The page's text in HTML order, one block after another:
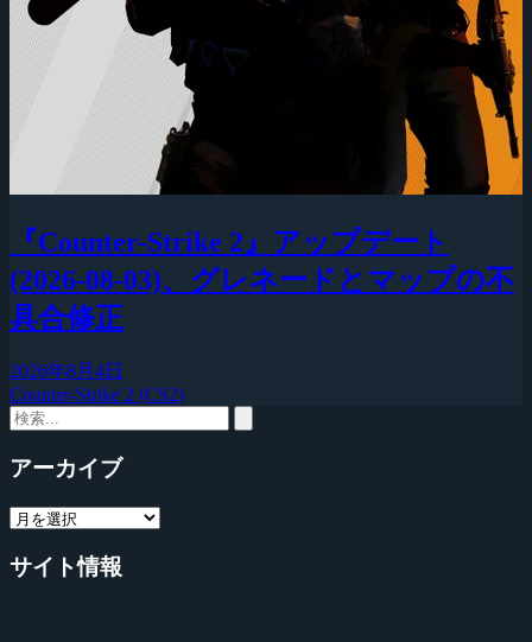
『Counter-Strike 2』アップデート
(2026-08-03)、グレネードとマップの不
具合修正
2026年8月4日
Counter-Strike 2 (CS2)
アーカイブ
サイト情報